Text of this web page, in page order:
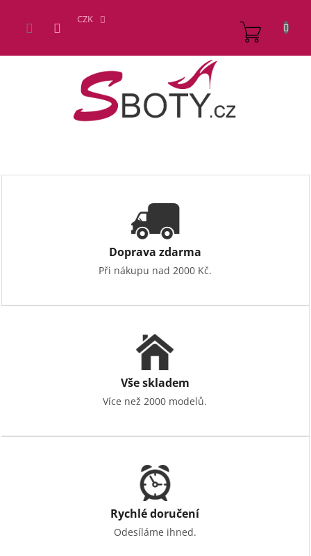
obsah
CZK
Doprava zdarma
Při nákupu nad 2000 Kč.
Vše skladem
Více než 2000 modelů.
Rychlé doručení
Odesíláme ihned.